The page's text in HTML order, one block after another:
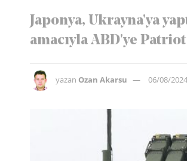
Japonya, Ukrayna'ya
amacıyla ABD'ye
yazan Ozan Akarsu 06/08/2024